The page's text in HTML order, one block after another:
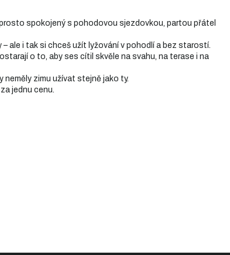
spokojený s pohodovou sjezdovkou, partou přátel
ale i tak si chceš užít lyžování v pohodlí a bez starostí.
o to, aby ses cítil skvěle na svahu, na terase i na
neměly zimu užívat stejně jako ty.
jednu cenu.